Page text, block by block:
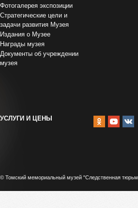
Фотогалерея экспозиции
Стратегические цели и
задачи развития Музея
Издания о Музее
Награды музея
Документы об учреждении
музея
УСЛУГИ И ЦЕНЫ
© Томский мемориальный музей "Следственная